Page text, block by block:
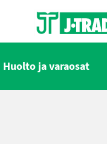
Huolto ja varaosat